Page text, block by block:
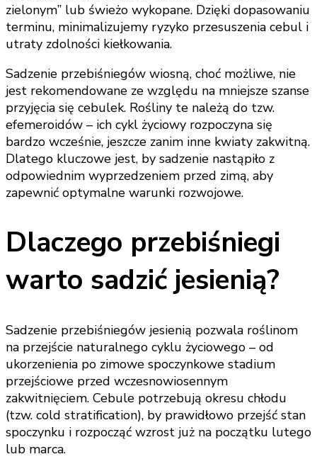
zielonym” lub świeżo wykopane. Dzięki dopasowaniu
terminu, minimalizujemy ryzyko przesuszenia cebul i
utraty zdolności kiełkowania.
Sadzenie przebiśniegów wiosną, choć możliwe, nie
jest rekomendowane ze względu na mniejsze szanse
przyjęcia się cebulek. Rośliny te należą do tzw.
efemeroidów – ich cykl życiowy rozpoczyna się
bardzo wcześnie, jeszcze zanim inne kwiaty zakwitną.
Dlatego kluczowe jest, by sadzenie nastąpiło z
odpowiednim wyprzedzeniem przed zimą, aby
zapewnić optymalne warunki rozwojowe.
Dlaczego przebiśniegi
warto sadzić jesienią?
Sadzenie przebiśniegów jesienią pozwala roślinom
na przejście naturalnego cyklu życiowego – od
ukorzenienia po zimowe spoczynkowe stadium
przejściowe przed wczesnowiosennym
zakwitnięciem. Cebule potrzebują okresu chłodu
(tzw. cold stratification), by prawidłowo przejść stan
spoczynku i rozpocząć wzrost już na początku lutego
lub marca.